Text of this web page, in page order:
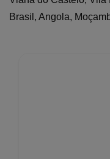
Brasil, Angola,